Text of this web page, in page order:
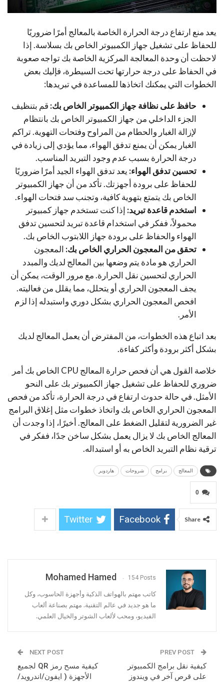
يعد منع ارتفاع درجة الحرارة الخاصة بالمعالج أمرًا ضروريًا
للحفاظ على تشغيل جهاز الكمبيوتر الخاص بك بسلاسة. إذا
لاحظت أن وحدة المعالجة المركزية الخاصة بك تواجه صعوبة
في الحفاظ على درجة حرارتها تحت السيطرة، فإليك بعض
الخطوات التي يمكنك اتخاذها للمساعدة في تبريدها:
حافظ على نظافة جهاز الكمبيوتر الخاص بك: قم بتنظيف
الجزء الداخلي من جهاز الكمبيوتر الخاص بك بانتظام
لإزالة الغبار والحطام من المراوح وفتحات التهوية. تراكم
الغبار يمكن أن يمنع تدفق الهواء، مما يؤدي إلى زيادة في
درجة الحرارة بسبب عدم وجود التبريد المناسب.
تحسين تدفق الهواء: يعد تدفق الهواء الجيد أمرًا ضروريًا
للحفاظ على برودة أجهزتك. تأكد من أن جهاز الكمبيوتر
الخاص بك يتمتع بتهوية كافية، وتجنب سد فتحات الهواء.
استخدم قاعدة تبريد: إذا كنت تستخدم جهاز كمبيوتر
محمولاً، ففكر في استخدام قاعدة تبريد لتحسين تدفق
الهواء والحفاظ على برودة جهاز اللابتوب الخاص بك.
تحقق من المعجون الحراري الخاص بك: المعجون
الحراري هو مادة يتم وضعها بين المعالج لديك والمبدد
الحراري لتحسين نقل الحرارة. مع مرور الوقت، يمكن أن
يجف المعجون الحراري أو يتحلل، مما يقلل من فعاليته.
افحص المعجون الحراري بشكل دوري واستبدله إذا لزم
الأمر.
بعد اتباع هذه الخطوات، من المفترض أن يعمل المعالج لديك
بشكل أكثر برودة وأكثر كفاءة.
خلاصة القول هي أن فحص حرارة المعالج CPU الخاص بك أمر
ضروري للحفاظ على تشغيل جهاز الكمبيوتر بك على النحو
الأمثل. في حالة حدوث ارتفاع في درجة الحرارة، تأكد من فحص
المعجون الحراري الخاص بك واتخاذ خطوات مثل إغلاق البرامج
غير الضرورية لتقليل الضغط على المعالج. أخيرًا، إذا وجدت أن
المعالج الخاص بك لا يزال يعمل بشكل ساخن جدًا، ففكر في
ترقية نظام التبريد الخاص به أو استبداله.
المعالج برامج شروحات هاردوير
0
Share
Facebook
Twitter
Mohamed Hamed 154 Posts
كاتب مهتم بالهواتف الذكية وأجهزة الحاسوب، وكل
ما هو جديد في عالم التقنية. مهتم بصناعة ألعاب
الفيديو، ومحب لألعاب الشوتر والخيال العلمي.
كيفية نقل برامج الكمبيوتر
على قرص آخر في ويندوز
NEXT POST
كيفية مسح رمز QR لجميع
الأجهزة ( ايفون/اندرويد/